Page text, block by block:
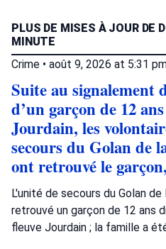
PLUS DE MISES À JOUR DE
MINUTE
Crime • août 9, 2026 at 5:31
Suite au signalement
d’un garçon de 12
Jourdain, les
secours du Golan de
ont retrouvé le
L'unité de secours du Golan
retrouvé un garçon de 12 ans
fleuve Jourdain ; la famille a